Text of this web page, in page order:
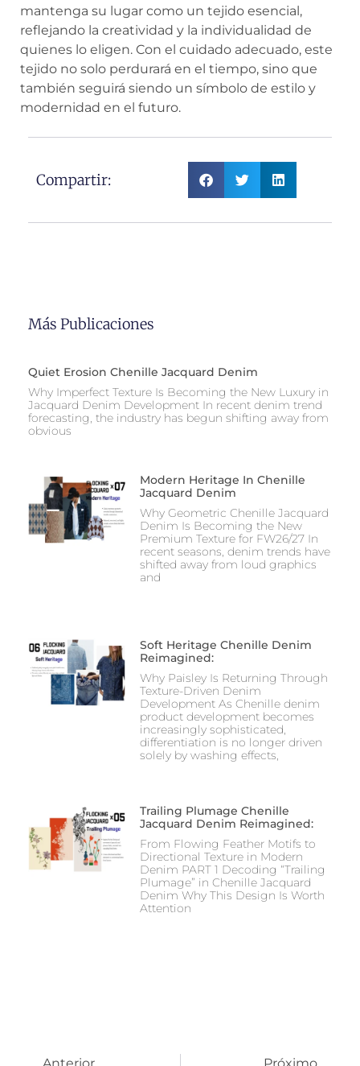
mantenga su lugar como un tejido esencial,
reflejando la creatividad y la individualidad de
quienes lo eligen. Con el cuidado adecuado, este
tejido no solo perdurará en el tiempo, sino que
también seguirá siendo un símbolo de estilo y
modernidad en el futuro.
Compartir:
Más Publicaciones
Quiet Erosion Chenille Jacquard Denim
Why Imperfect Texture Is Becoming the New Luxury in
Jacquard Denim Development In recent denim trend
forecasting, the industry has begun shifting away from
obvious
Modern Heritage In Chenille
Jacquard Denim
Why Geometric Chenille Jacquard
Denim Is Becoming the New
Premium Texture for FW26/27 In
recent seasons, denim trends have
shifted away from loud graphics
and
Soft Heritage Chenille Denim
Reimagined:
Why Paisley Is Returning Through
Texture-Driven Denim
Development As Chenille denim
product development becomes
increasingly sophisticated,
differentiation is no longer driven
solely by washing effects,
Trailing Plumage Chenille
Jacquard Denim Reimagined:
From Flowing Feather Motifs to
Directional Texture in Modern
Denim PART 1 Decoding “Trailing
Plumage” in Chenille Jacquard
Denim Why This Design Is Worth
Attention